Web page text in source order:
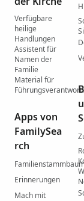
Verfügbare
heilige
Handlungen
Assistent für
Namen der
Familie
Material für
Apps von
FamilySea
rch
Erinnerungen
Mach mit